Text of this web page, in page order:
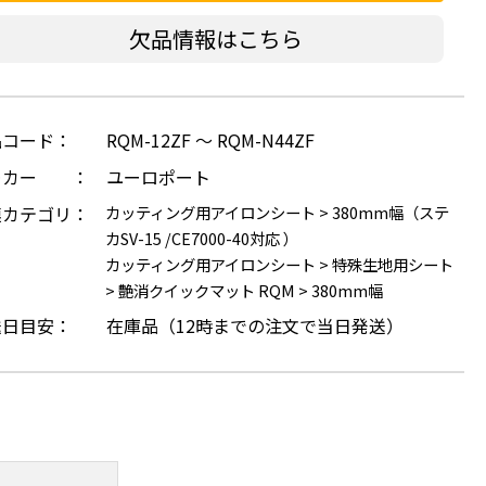
欠品情報はこちら
ード：
RQM-12ZF ～ RQM-N44ZF
カー ：
ユーロポート
テゴリ：
カッティング用アイロンシート >380mm幅（ステ
カSV-15 /CE7000-40対応 ）
カッティング用アイロンシート >特殊生地用シート
>艶消クイックマット RQM >380mm幅
目安： 在庫品（12時までの注文で当日発送）